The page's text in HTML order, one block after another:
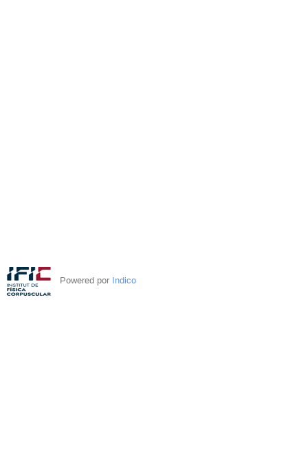
Powered por Indico